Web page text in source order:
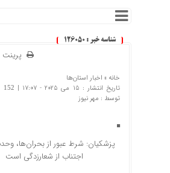
شناسه خبر : 126050
پرینت
خانه » اخبار استان‌ها
تاریخ انتشار : 15 می 2025 - 17:07 |
152 بازدید
توسط : مهر نیوز
پزشکیان: شرط عبور از بحران‌ها،
اجتناب از شعارزدگی است